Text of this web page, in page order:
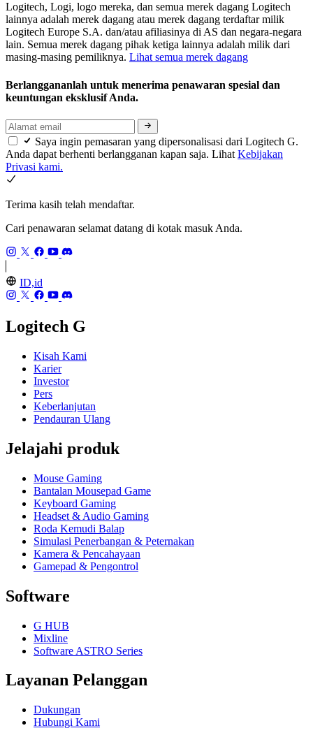
Logitech, Logi, logo mereka, dan semua merek dagang Logitech
lainnya adalah merek dagang atau merek dagang terdaftar milik
Logitech Europe S.A. dan/atau afiliasinya di AS dan negara-negara
lain. Semua merek dagang pihak ketiga lainnya adalah milik dari
masing-masing pemiliknya. Lihat semua merek dagang
Berlanggananlah untuk menerima penawaran spesial dan
keuntungan eksklusif Anda.
Saya ingin pemasaran yang dipersonalisasi dari Logitech G.
Anda dapat berhenti berlangganan kapan saja. Lihat Kebijakan
Privasi kami.
Terima kasih telah mendaftar.
Cari penawaran selamat datang di kotak masuk Anda.
ID,id
Logitech G
Kisah Kami
Karier
Investor
Pers
Keberlanjutan
Pendauran Ulang
Jelajahi produk
Mouse Gaming
Bantalan Mousepad Game
Keyboard Gaming
Headset & Audio Gaming
Roda Kemudi Balap
Simulasi Penerbangan & Peternakan
Kamera & Pencahayaan
Gamepad & Pengontrol
Software
G HUB
Mixline
Software ASTRO Series
Layanan Pelanggan
Dukungan
Hubungi Kami